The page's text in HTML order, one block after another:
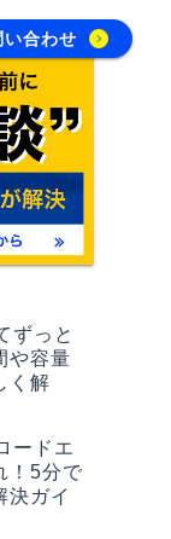
い合わせ
ずっと
や容量
く解
ードエ
！5分で
決ガイ